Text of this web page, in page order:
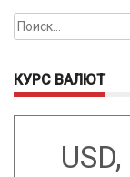
Найти:
КУРС ВАЛЮТ